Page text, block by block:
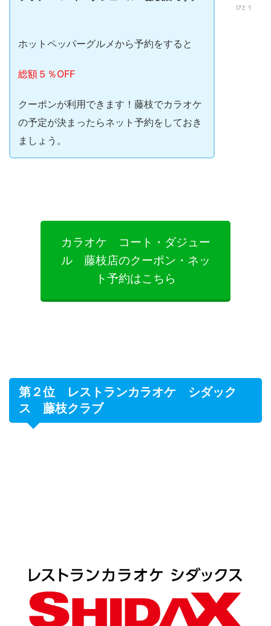
びとう
ホットペッパーグルメから予約をすると
総額５％OFF
クーポンが利用できます！藤枝でカラオケ
の予定が決まったらネット予約をしておき
ましょう。
カラオケ コート・ダジュー
ル 藤枝店のクーポン・ネッ
ト予約はこちら
第２位 レストランカラオケ シダック
ス 藤枝クラブ